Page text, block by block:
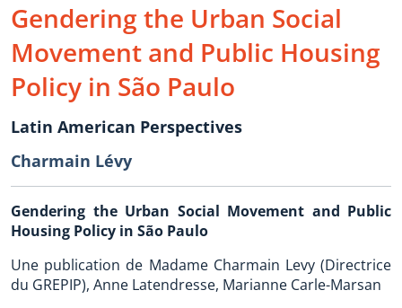
Gendering the Urban Social
Movement and Public Housing
Policy in São Paulo
Latin American Perspectives
Charmain Lévy
Gendering the Urban Social Movement and Public
Housing Policy in São Paulo
Une publication de Madame Charmain Levy (Directrice
du GREPIP), Anne Latendresse, Marianne Carle-Marsan